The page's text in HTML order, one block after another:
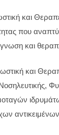
και
που
και
και